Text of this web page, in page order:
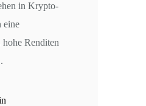
in Krypto-
eine
Renditen